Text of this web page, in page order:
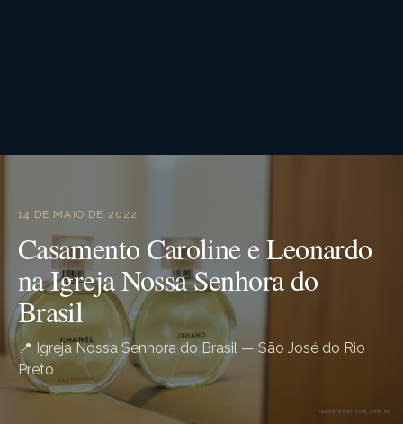
14 DE MAIO DE 2022
Casamento Caroline e Leonardo
na Igreja Nossa Senhora do
Brasil
📍 Igreja Nossa Senhora do Brasil — São José do Rio
Preto